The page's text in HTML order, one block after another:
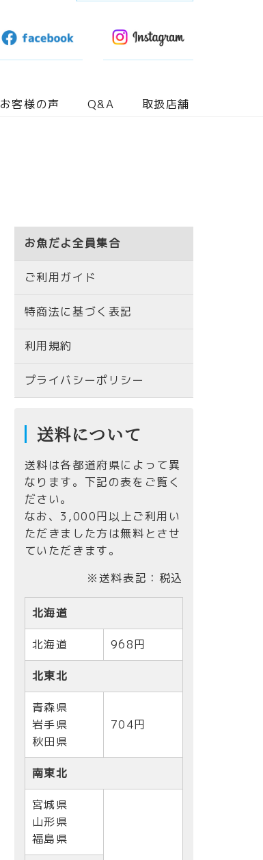
お客様の声 Q&A 取扱店舗
お魚だよ全員集合
ご利用ガイド
特商法に基づく表記
利用規約
プライバシーポリシー
送料について
送料は各都道府県によって異
なります。下記の表をご覧く
ださい。
なお、 3,000円以上ご利用い
ただきました方は無料とさせ
ていただきます。
※送料表記：税込
北海道
北海道 968円
北東北
青森県
岩手県
秋田県
704円
南東北
宮城県
山形県
福島県